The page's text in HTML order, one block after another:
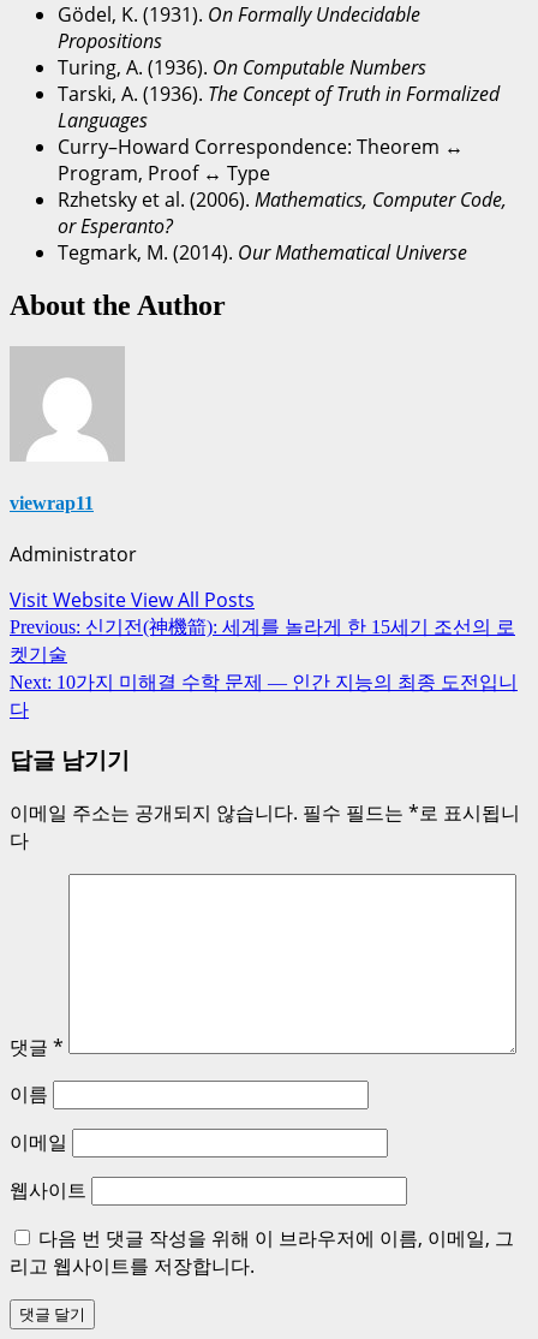
Gödel, K. (1931). On Formally Undecidable
Propositions
Turing, A. (1936). On Computable Numbers
Tarski, A. (1936). The Concept of Truth in Formalized
Languages
Curry–Howard Correspondence: Theorem ↔
Program, Proof ↔ Type
Rzhetsky et al. (2006). Mathematics, Computer Code,
or Esperanto?
Tegmark, M. (2014). Our Mathematical Universe
About the Author
viewrap11
Administrator
Visit WebsiteView All Posts
Post
navigation
Previous: 신기전(神機箭): 세계를 놀라게 한 15세기 조선의 로
켓기술
Next: 10가지 미해결 수학 문제 — 인간 지능의 최종 도전입니
다
답글 남기기
이메일 주소는 공개되지 않습니다. 필수 필드는 *로 표시됩니
다
댓글 *
이름
이메일
웹사이트
다음 번 댓글 작성을 위해 이 브라우저에 이름, 이메일, 그
리고 웹사이트를 저장합니다.